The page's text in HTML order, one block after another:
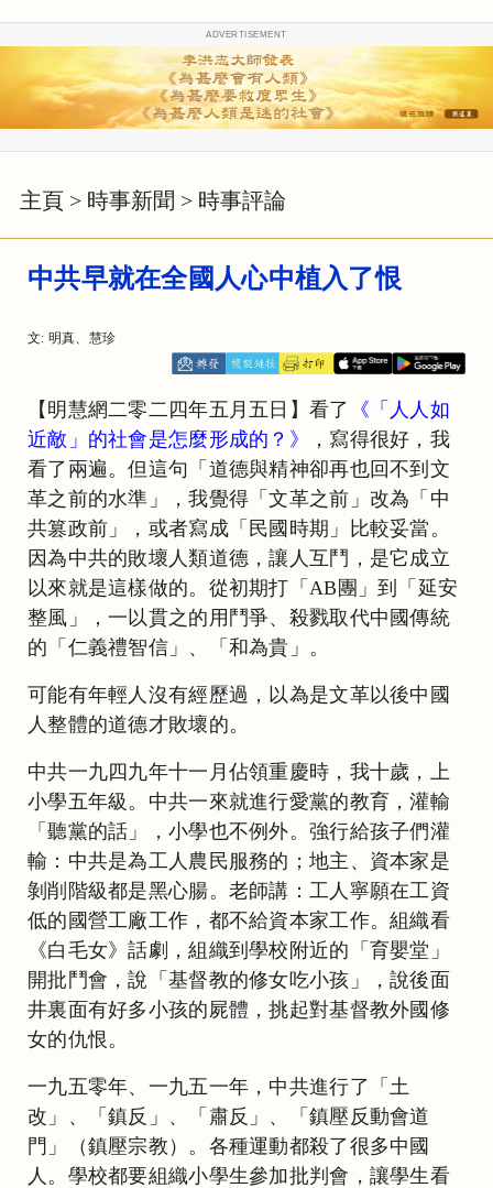
ADVERTISEMENT
主頁 > 時事新聞 > 時事評論
中共早就在全國人心中植入了恨
文: 明真、慧珍
【明慧網二零二四年五月五日】看了
《「人人如
近敵」的社會是怎麼形成的？》
，寫得很好，我
看了兩遍。但這句「道德與精神卻再也回不到文
革之前的水準」，我覺得「文革之前」改為「中
共篡政前」，或者寫成「民國時期」比較妥當。
因為中共的敗壞人類道德，讓人互鬥，是它成立
以來就是這樣做的。從初期打「AB團」到「延安
整風」，一以貫之的用鬥爭、殺戮取代中國傳統
的「仁義禮智信」、「和為貴」。
可能有年輕人沒有經歷過，以為是文革以後中國
人整體的道德才敗壞的。
中共一九四九年十一月佔領重慶時，我十歲，上
小學五年級。中共一來就進行愛黨的教育，灌輸
「聽黨的話」，小學也不例外。強行給孩子們灌
輸：中共是為工人農民服務的；地主、資本家是
剝削階級都是黑心腸。老師講：工人寧願在工資
低的國營工廠工作，都不給資本家工作。組織看
《白毛女》話劇，組織到學校附近的「育嬰堂」
開批鬥會，說「基督教的修女吃小孩」，說後面
井裏面有好多小孩的屍體，挑起對基督教外國修
女的仇恨。
一九五零年、一九五一年，中共進行了「土
改」、「鎮反」、「肅反」、「鎮壓反動會道
門」（鎮壓宗教）。各種運動都殺了很多中國
人。學校都要組織小學生參加批判會，讓學生看